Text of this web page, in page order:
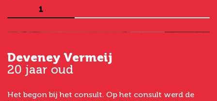
1
Deveney Vermeij
20 jaar oud
Het begon bij het consult. Op het consult werd de